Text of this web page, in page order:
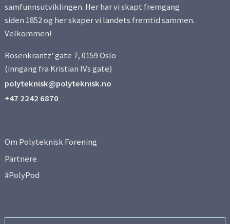
samfunnsutviklingen. Her har vi skapt fremgang
siden 1852 og her skaper vi landets fremtid sammen.
Velkommen!
Rosenkrantz' gate 7, 0159 Oslo
(inngang fra Kristian IVs gate)
polyteknisk@polyteknisk.no
+47 2242 6870
Om Polyteknisk Forening
Partnere
#PolyPod